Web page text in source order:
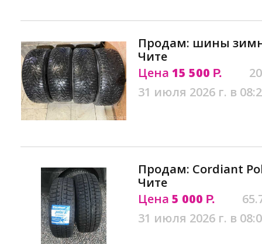
Продам: шины
Чите
Цена 15 500 Р.
31 июля 2026 г. в
Продам: Cordiant
Чите
Цена 5 000 Р.
31 июля 2026 г. в